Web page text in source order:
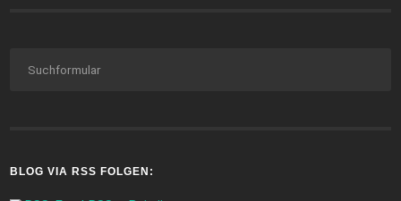
BLOG VIA RSS FOLGEN: